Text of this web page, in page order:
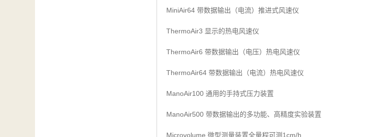
MiniAir64 带数据输出（电流）推进式风速仪
ThermoAir3 显示的热电风速仪
ThermoAir6 带数据输出（电压）热电风速仪
ThermoAir64 带数据输出（电流）热电风速仪
ManoAir100 通用的手持式压力装置
ManoAir500 带数据输出的多功能、高精度实验装置
Microvolume 微型测量装置全量程可测 1cm/h